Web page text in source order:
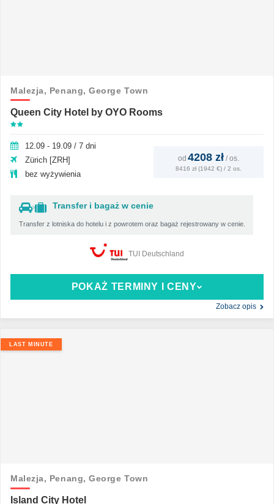
Malezja, Penang,George Town
Queen City Hotel by OYO Rooms
12.09 - 19.09 / 7 dni
Zürich [ZRH]
bez wyżywienia
Transfer i bagaż w cenie
Transfer z lotniska do hotelu i z powrotem oraz bagaż rejestrowany w cenie.
od 4208 zł / os.
8416 zł (1942 €) / 2 os.
POKAŻ TERMINY I CENY
Zobacz opis
TUI Deutschland
LAST MINUTE
Malezja, Penang,George Town
Island City Hotel